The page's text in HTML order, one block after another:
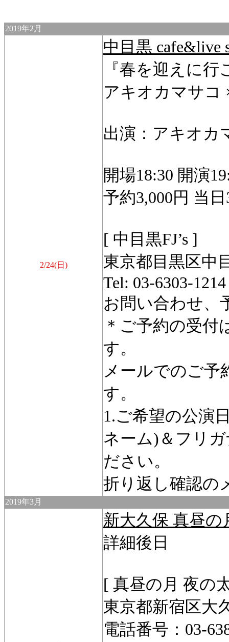
2019年2月
2/24(日)
中目黒
『春を迎えに行
アキオカマサコ
出演：アキオカ
開場18:30 開演
予約3,000円 当
[ 中目黒FJ’s ]
東京都目黒区中
Tel: 03-6303-1214
お問い合わせ、
＊ご予約の受付
す。
メールでのご予
す。
1.ご希望の公演
ネーム)＆フリ
ださい。
折り返し確認の
2019年3月
新大久保 真昼の
詳細後日
[ 真昼の月 夜の
東京都新宿区大
電話番号：03-